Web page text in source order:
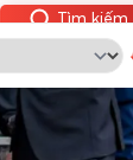
Tìm kiếm